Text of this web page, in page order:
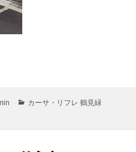
カ
カーサ・リフレ 鶴見緑